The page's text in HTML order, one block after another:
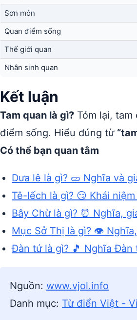
Sơn môn
Quan điểm sống
Thế giới quan
Nhân sinh quan
Kết luận
Tam quan là gì? Tóm lại,
điểm sống. Hiểu đúng từ
Có thể bạn quan tâm
Dưa lê là gì? 🥒 Nghĩa và
Tê-lếch là gì? 😏 Khái
Bây Chừ là gì? ⏰ Nghĩa,
Mục Sở Thị là gì? 👁️
Đàn tứ là gì? 🎵 Nghĩa Đàn
Nguồn: www.vjol.info
Danh mục: Từ điển Việt -